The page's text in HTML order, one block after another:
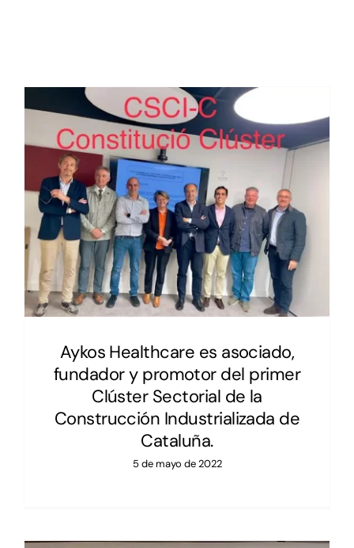
Aykos Healthcare es asociado,
fundador y promotor del primer
Clúster Sectorial de la
Construcción Industrializada de
Cataluña.
5 de mayo de 2022